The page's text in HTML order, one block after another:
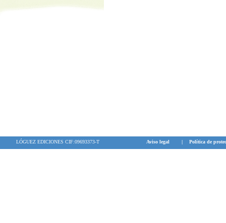
LÓGUEZ EDICIONES CIF:09693373-T Aviso legal | Política de